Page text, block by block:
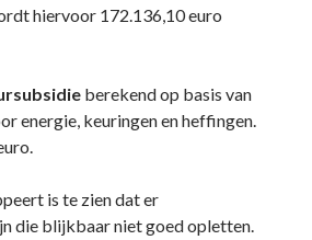
hiervoor 172.136,10 euro
berekend op basis van
energie, keuringen en heffingen.
is te zien dat er
die blijkbaar niet goed opletten.